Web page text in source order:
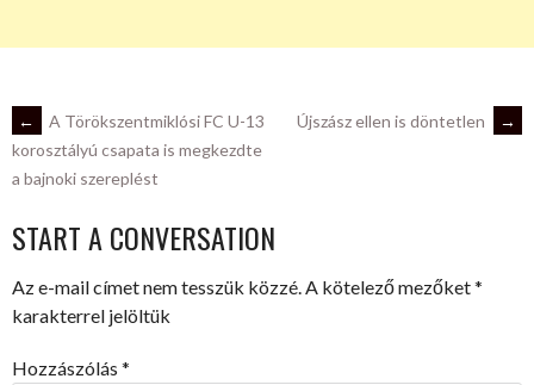
POST
NAVIGATION
←
A Törökszentmiklósi FC U-13
korosztályú csapata is megkezdte
a bajnoki szereplést
Újszász ellen is döntetlen →
START A CONVERSATION
Az e-mail címet nem tesszük közzé.A kötelező mezőket*
karakterrel jelöltük
Hozzászólás *